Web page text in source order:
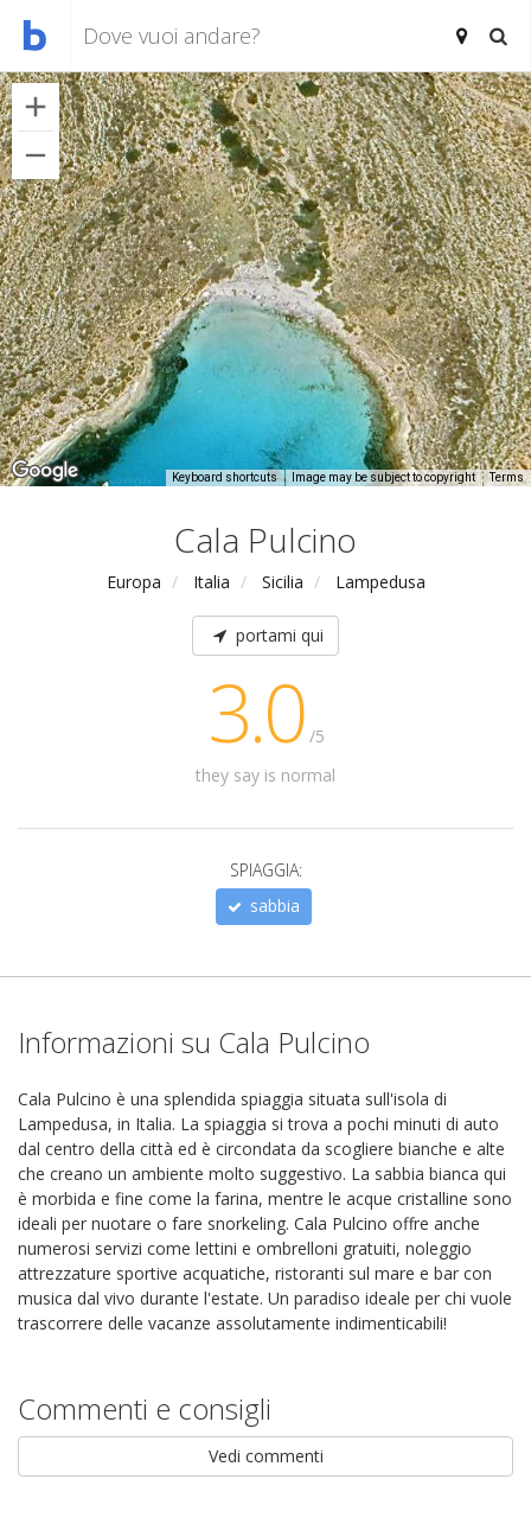
Keyboard shortcuts Image may be subject to copyright Terms
Cala Pulcino
Europa Italia Sicilia Lampedusa
portami qui
3.0 /5
they say is normal
SPIAGGIA:
sabbia
Informazioni su Cala Pulcino
Cala Pulcino è una splendida spiaggia situata sull'isola di
Lampedusa, in Italia. La spiaggia si trova a pochi minuti di auto
dal centro della città ed è circondata da scogliere bianche e alte
che creano un ambiente molto suggestivo. La sabbia bianca qui
è morbida e fine come la farina, mentre le acque cristalline sono
ideali per nuotare o fare snorkeling. Cala Pulcino offre anche
numerosi servizi come lettini e ombrelloni gratuiti, noleggio
attrezzature sportive acquatiche, ristoranti sul mare e bar con
musica dal vivo durante l'estate. Un paradiso ideale per chi vuole
trascorrere delle vacanze assolutamente indimenticabili!
Commenti e consigli
Vedi commenti